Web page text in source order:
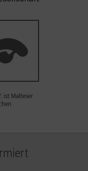
ist Malteser